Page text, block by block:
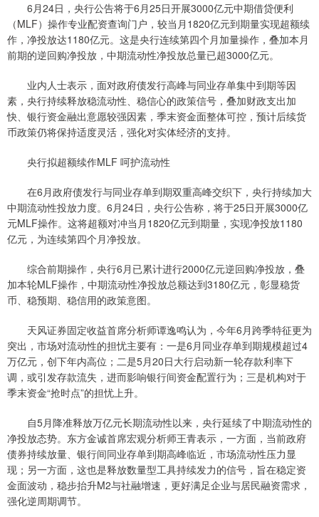
6月24日，央行公告将于6月25日开展3000亿元中期借贷便利
（MLF）操作专业配资查询门户，较当月1820亿元到期量实现超额续
作，净投放达1180亿元。这是央行连续第四个月加量操作，叠加本月
前期的逆回购净投放，中期流动性净投放总量已超3000亿元。
业内人士表示，面对政府债发行高峰与同业存单集中到期等因
素，央行持续释放稳流动性、稳信心的政策信号，叠加财政支出加
快、银行资金融出意愿较强因素，季末资金面整体可控，预计后续货
币政策仍将保持适度灵活，强化对实体经济的支持。
央行拟超额续作MLF 呵护流动性
在6月政府债发行与同业存单到期双重高峰交织下，央行持续加大
中期流动性投放力度。6月24日，央行公告称，将于25日开展3000亿
元MLF操作。这将超额对冲当月1820亿元到期量，实现净投放1180
亿元，为连续第四个月净投放。
综合前期操作，央行6月已累计进行2000亿元逆回购净投放，叠
加本轮MLF操作，中期流动性净投放总额达到3180亿元，彰显稳货
币、稳预期、稳信用的政策意图。
天风证券固定收益首席分析师谭逸鸣认为，今年6月跨季特征更为
突出，市场对流动性的担忧主要有：一是6月同业存单到期规模超过4
万亿元，创下年内高位；二是5月20日大行启动新一轮存款利率下
调，或引发存款流失，进而影响银行间资金配置行为；三是机构对于
季末资金“抢时点”的担忧上升。
自5月降准释放万亿元长期流动性以来，央行延续了中期流动性的
净投放态势。东方金诚首席宏观分析师王青表示，一方面，当前政府
债券持续放量、银行间同业存单到期高峰临近，市场流动性压力显
现；另一方面，这也是释放数量型工具持续发力的信号，旨在稳定资
金面波动，稳步抬升M2与社融增速，更好满足企业与居民融资需求，
强化逆周期调节。